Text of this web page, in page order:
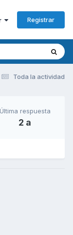
Registrar
Toda la actividad
Última respuesta
2 a